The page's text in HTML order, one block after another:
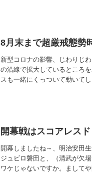
8月末まで超厳戒態勢
新型コロナの影響、じわりじ
の沿線で拡大しているところ
スも一緒にくっついて動いて
開幕戦はスコアレス
開幕しましたね～、明治安田
ジュビロ磐田と、（清武が欠
ワケじゃないですか。まして